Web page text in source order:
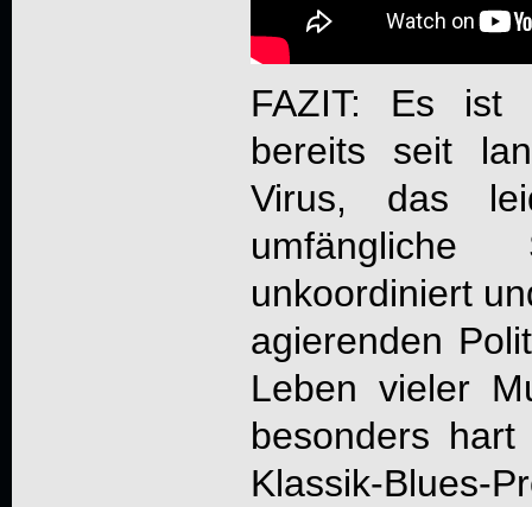
FAZIT: Es ist
bereits seit
Virus, das
unkoordiniert
agierenden
Leben vieler
besonders
Klassik-Blues-